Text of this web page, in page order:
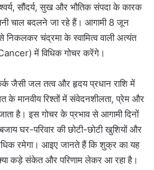
सौंदर्य, सुख और भौतिक संपदा के कारक
चाल बदलने जा रहे हैं। आगामी 8 जून
निकलकर चंद्रमा के स्वामित्व वाली अत्यंत
में विधिक गोचर करेंगे।
जैसी जल तत्व और हृदय प्रधान राशि में
के मानवीय रिश्तों में संवेदनशीलता, प्रेम और
है। इस गोचर के प्रभाव से आगामी दिनों
घर-परिवार की छोटी-छोटी खुशियों और
रमेगा। आइए जानते हैं कि शुक्र का यह
क्या कड़े संकेत और परिणाम लेकर आ रहा है।